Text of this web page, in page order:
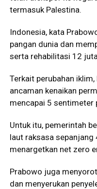
termasuk Palestina.
Indonesia, kata
pangan dunia dan
serta rehabilitasi 12
Terkait perubahan
ancaman kenaikan
mencapai 5 sentimeter
Untuk itu, pemerintah
laut raksasa
menargetkan net zero
Prabowo juga
dan menyerukan